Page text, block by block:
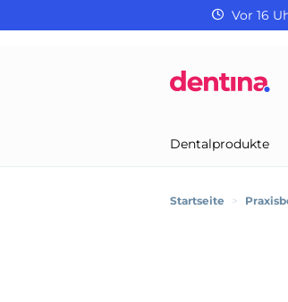
Vor 16
Dentalprodukte
Startseite >